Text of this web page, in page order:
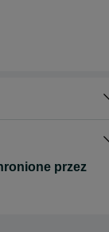
przez